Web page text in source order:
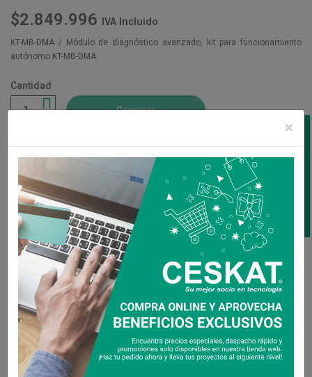
$2.849.996 IVA Incluido
KT-MB-DMA / Módulo de diagnóstico avanzado, kit para funcionamiento
autónomo KT-MB-DMA
Cantidad
Comprar
Cotizar
 Consulte por disponibilidad
Contacta un Experto
Compartir
Descripción
CONTÁCTANOS
×